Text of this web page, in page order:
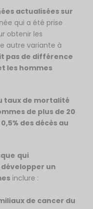
actualisées sur
qui a été prise
obtenir les
autre variante à
pas de différence
les hommes
taux de mortalité
de plus de 20
0,5% des décès au
qui
un
inclure :
de cancer du